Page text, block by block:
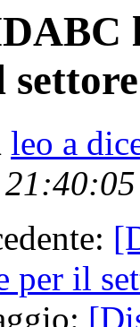
leo a
per il